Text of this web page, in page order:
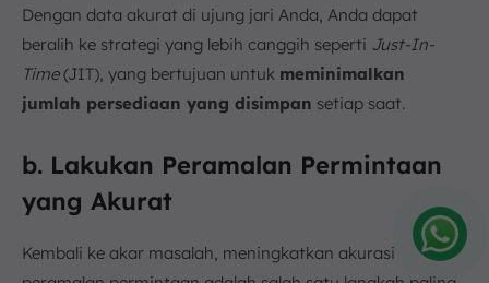
Dengan data akurat di ujung jari Anda, Anda dapat
beralih ke strategi yang lebih canggih seperti Just-In-
Time(JIT), yang bertujuan untuk meminimalkan
jumlah persediaan yang disimpan setiap saat.
b. Lakukan Peramalan Permintaan
yang Akurat
Kembali ke akar masalah, meningkatkan akurasi
Amelia